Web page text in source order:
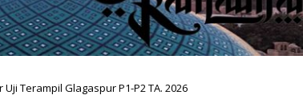
Terampil Glagaspur P1-P2 TA. 2026